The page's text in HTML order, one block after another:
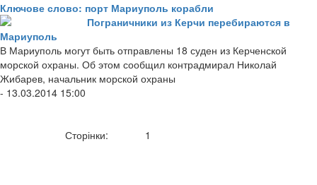
Ключове слово: порт Мариуполь корабли
Пограничники из Керчи перебираются в
Мариуполь
В Мариуполь могут быть отправлены 18 суден из Керченской
морской охраны. Об этом сообщил контрадмирал Николай
Жибарев, начальник морской охраны
- 13.03.2014 15:00
Сторінки: 1